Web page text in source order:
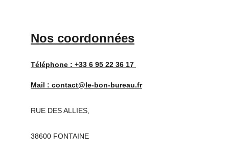
Téléphone : +33 6 95 22 36 17
Mail : contact@le-bon-bureau.fr
RUE DES ALLIES,
38600 FONTAINE
Nos coordonnées